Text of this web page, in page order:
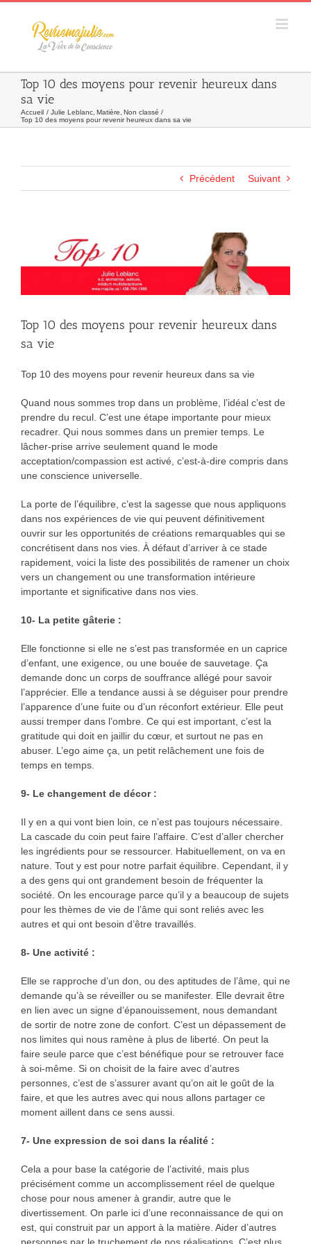
Skip
Top 10 des moyens pour revenir heureux dans
sa vie
Accueil Julie Leblanc Matière Non classé
Top 10 des moyens pour revenir heureux dans sa vie
Précédent Suivant
l&apos;image
Top 10 des moyens pour revenir heureux dans
sa vie
Top 10 des moyens pour revenir heureux dans sa vie
Quand nous sommes trop dans un problème, l’idéal c’est de
prendre du recul. C’est une étape importante pour mieux
recadrer. Qui nous sommes dans un premier temps. Le
lâcher-prise arrive seulement quand le mode
acceptation/compassion est activé, c’est-à-dire compris dans
une conscience universelle.
La porte de l’équilibre, c’est la sagesse que nous appliquons
dans nos expériences de vie qui peuvent définitivement
ouvrir sur les opportunités de créations remarquables qui se
concrétisent dans nos vies. À défaut d’arriver à ce stade
rapidement, voici la liste des possibilités de ramener un choix
vers un changement ou une transformation intérieure
importante et significative dans nos vies.
10- La petite gâterie :
Elle fonctionne si elle ne s’est pas transformée en un caprice
d’enfant, une exigence, ou une bouée de sauvetage. Ça
demande donc un corps de souffrance allégé pour savoir
l’apprécier. Elle a tendance aussi à se déguiser pour prendre
l’apparence d’une fuite ou d’un réconfort extérieur. Elle peut
aussi tremper dans l’ombre. Ce qui est important, c’est la
gratitude qui doit en jaillir du cœur, et surtout ne pas en
abuser. L’ego aime ça, un petit relâchement une fois de
temps en temps.
9- Le changement de décor :
Il y en a qui vont bien loin, ce n’est pas toujours nécessaire.
La cascade du coin peut faire l’affaire. C’est d’aller chercher
les ingrédients pour se ressourcer. Habituellement, on va en
nature. Tout y est pour notre parfait équilibre. Cependant, il y
a des gens qui ont grandement besoin de fréquenter la
société. On les encourage parce qu’il y a beaucoup de sujets
pour les thèmes de vie de l’âme qui sont reliés avec les
autres et qui ont besoin d’être travaillés.
8- Une activité :
Elle se rapproche d’un don, ou des aptitudes de l’âme, qui ne
demande qu’à se réveiller ou se manifester. Elle devrait être
en lien avec un signe d’épanouissement, nous demandant
de sortir de notre zone de confort. C’est un dépassement de
nos limites qui nous ramène à plus de liberté. On peut la
faire seule parce que c’est bénéfique pour se retrouver face
à soi-même. Si on choisit de la faire avec d’autres
personnes, c’est de s’assurer avant qu’on ait le goût de la
faire, et que les autres avec qui nous allons partager ce
moment aillent dans ce sens aussi.
7- Une expression de soi dans la réalité :
Cela a pour base la catégorie de l’activité, mais plus
précisément comme un accomplissement réel de quelque
chose pour nous amener à grandir, autre que le
divertissement. On parle ici d’une reconnaissance de qui on
est, qui construit par un apport à la matière. Aider d’autres